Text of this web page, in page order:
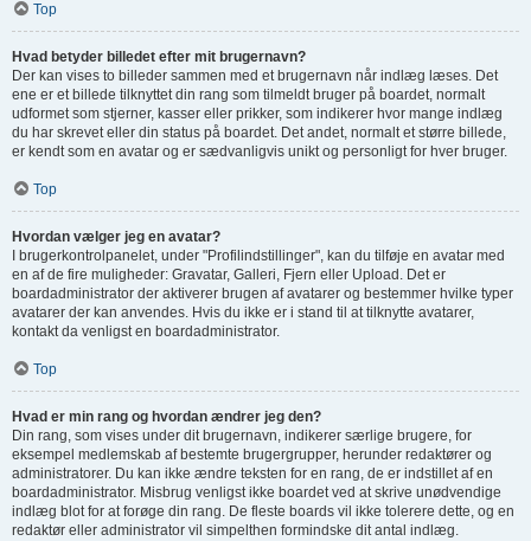
Top
Hvad betyder billedet efter mit brugernavn?
Der kan vises to billeder sammen med et brugernavn når indlæg læses. Det
ene er et billede tilknyttet din rang som tilmeldt bruger på boardet, normalt
udformet som stjerner, kasser eller prikker, som indikerer hvor mange indlæg
du har skrevet eller din status på boardet. Det andet, normalt et større billede,
er kendt som en avatar og er sædvanligvis unikt og personligt for hver bruger.
Top
Hvordan vælger jeg en avatar?
I brugerkontrolpanelet, under "Profilindstillinger", kan du tilføje en avatar med
en af de fire muligheder: Gravatar, Galleri, Fjern eller Upload. Det er
boardadministrator der aktiverer brugen af avatarer og bestemmer hvilke typer
avatarer der kan anvendes. Hvis du ikke er i stand til at tilknytte avatarer,
kontakt da venligst en boardadministrator.
Top
Hvad er min rang og hvordan ændrer jeg den?
Din rang, som vises under dit brugernavn, indikerer særlige brugere, for
eksempel medlemskab af bestemte brugergrupper, herunder redaktører og
administratorer. Du kan ikke ændre teksten for en rang, de er indstillet af en
boardadministrator. Misbrug venligst ikke boardet ved at skrive unødvendige
indlæg blot for at forøge din rang. De fleste boards vil ikke tolerere dette, og en
redaktør eller administrator vil simpelthen formindske dit antal indlæg.